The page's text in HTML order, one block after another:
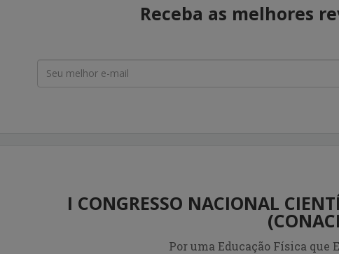
Receba as melhores
I CONGRESSO NACIONAL
Por uma Educação Física que